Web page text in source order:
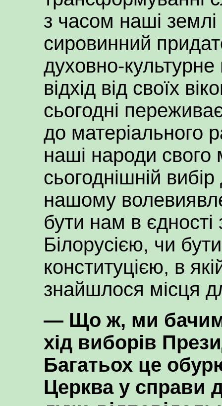
з часом наші
сировинний
духовно-
відхід від своїх
сьогодні
до матеріального
наші народи свого
сьогоднішній
нашому
бути нам в єдності
Білорусією, чи
конституцією, в
знайшлося місця
— Що ж, ми
хід виборів
Багатьох це
Церква у справи